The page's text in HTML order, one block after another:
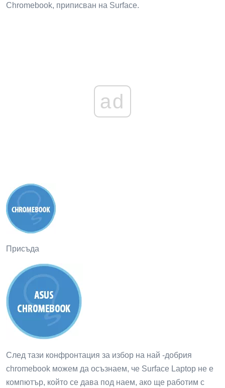
Chromebook, приписван на Surface.
ad
Присъда
След тази конфронтация за избор на най -добрия
chromebook можем да осъзнаем, че Surface Laptop не е
компютър, който се дава под наем, ако ще работим с